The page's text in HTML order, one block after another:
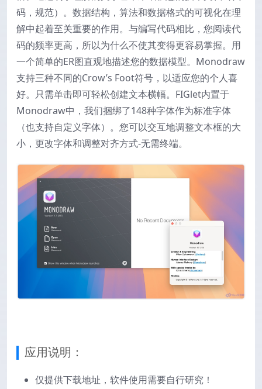
码，规范）。数据结构，算法和数据格式的可视化在理
解中起着至关重要的作用。与编写代码相比，您阅读代
码的频率更高，所以为什么不使其变得更容易掌握。用
一个简单的ER图直观地描述您的数据模型。Monodraw
支持三种不同的Crow’s Foot符号，以适应您的个人喜
好。只需单击即可轻松创建文本横幅。FIGlet内置于
Monodraw中，我们捆绑了148种字体作为标准字体
（也支持自定义字体）。您可以交互地调整文本框的大
小，更改字体和调整对齐方式-无需终端。
应用说明：
仅提供下载地址，软件使用需要自行研究！